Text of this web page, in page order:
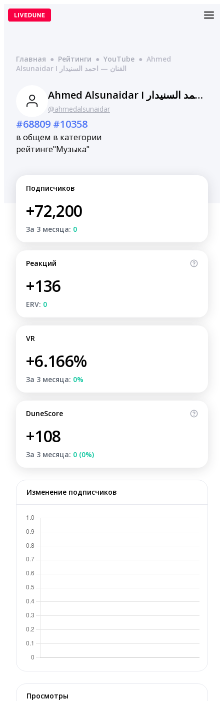
Перейти
Главная ● Рейтинги ● YouTube ● Ahmed
Alsunaidar I الفنان — احمد السنيدار
Ahmed Alsunaidar I الفنان — احمد السنيدار
@ahmedalsunaidar
#68809
в общем
рейтинге
#10358
в категории
"Музыка"
Подписчиков
+72,200
За 3 месяца: 0
Реакций
+136
ERV: 0
VR
+6.166%
За 3 месяца: 0%
DuneScore
+108
За 3 месяца: 0 (0%)
Изменение подписчиков
Просмотры